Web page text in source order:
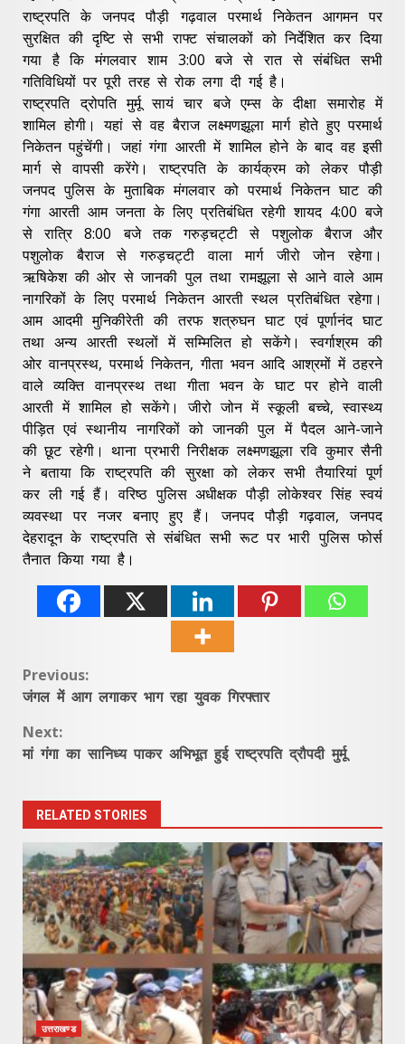
राष्ट्रपति के जनपद पौड़ी गढ़वाल परमार्थ निकेतन आगमन पर
सुरक्षित की दृष्टि से सभी राफ्ट संचालकों को निर्देशित कर दिया
गया है कि मंगलवार शाम 3:00 बजे से रात से संबंधित सभी
गतिविधियों पर पूरी तरह से रोक लगा दी गई है।
राष्ट्रपति द्रोपति मुर्मू सायं चार बजे एम्स के दीक्षा समारोह में
शामिल होगी। यहां से वह बैराज लक्ष्मणझूला मार्ग होते हुए परमार्थ
निकेतन पहुंचेंगी। जहां गंगा आरती में शामिल होने के बाद वह इसी
मार्ग से वापसी करेंगे। राष्ट्रपति के कार्यक्रम को लेकर पौड़ी
जनपद पुलिस के मुताबिक मंगलवार को परमार्थ निकेतन घाट की
गंगा आरती आम जनता के लिए प्रतिबंधित रहेगी शायद 4:00 बजे
से रात्रि 8:00 बजे तक गरुड़चट्टी से पशुलोक बैराज और
पशुलोक बैराज से गरुड़चट्टी वाला मार्ग जीरो जोन रहेगा।
ऋषिकेश की ओर से जानकी पुल तथा रामझूला से आने वाले आम
नागरिकों के लिए परमार्थ निकेतन आरती स्थल प्रतिबंधित रहेगा।
आम आदमी मुनिकीरेती की तरफ शत्रुघन घाट एवं पूर्णानंद घाट
तथा अन्य आरती स्थलों में सम्मिलित हो सकेंगे। स्वर्गाश्रम की
ओर वानप्रस्थ, परमार्थ निकेतन, गीता भवन आदि आश्रमों में ठहरने
वाले व्यक्ति वानप्रस्थ तथा गीता भवन के घाट पर होने वाली
आरती में शामिल हो सकेंगे। जीरो जोन में स्कूली बच्चे, स्वास्थ्य
पीड़ित एवं स्थानीय नागरिकों को जानकी पुल में पैदल आने-जाने
की छूट रहेगी। थाना प्रभारी निरीक्षक लक्ष्मणझूला रवि कुमार सैनी
ने बताया कि राष्ट्रपति की सुरक्षा को लेकर सभी तैयारियां पूर्ण
कर ली गई हैं। वरिष्ठ पुलिस अधीक्षक पौड़ी लोकेश्वर सिंह स्वयं
व्यवस्था पर नजर बनाए हुए हैं। जनपद पौड़ी गढ़वाल, जनपद
देहरादून के राष्ट्रपति से संबंधित सभी रूट पर भारी पुलिस फोर्स
तैनात किया गया है।
Continue
Previous:
जंगल में आग लगाकर भाग रहा युवक गिरफ्तार
Next:
मां गंगा का सानिध्य पाकर अभिभूत हुई राष्ट्रपति द्रौपदी मुर्मू
RELATED STORIES
उत्तराखण्ड